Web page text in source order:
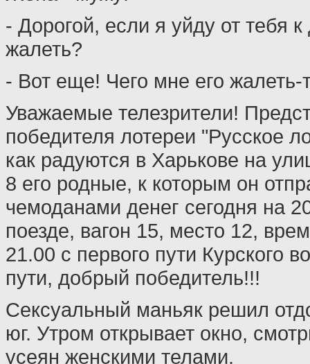
- Дорогой, если я уйду от тебя
жалеть?
- Вот еще! Чего мне его жалеть-
Уважаемые телезрители!
победителя лотереи "Русское
как радуются в Харькове на
8 его родные, к которым он
чемоданами денег сегодня на
поезде, вагон 15, место 12,
21.00 с первого пути Курского
пути, добрый победитель!!!
Сексуальный маньяк решил
юг. Утром открывает окно,
усеян женскими телами.